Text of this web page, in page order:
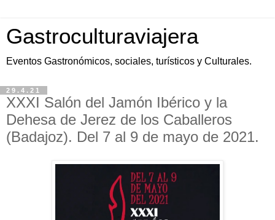
Gastroculturaviajera
Eventos Gastronómicos, sociales, turísticos y Culturales.
29.4.21
XXXI Salón del Jamón Ibérico y la
Dehesa de Jerez de los Caballeros
(Badajoz). Del 7 al 9 de mayo de 2021.